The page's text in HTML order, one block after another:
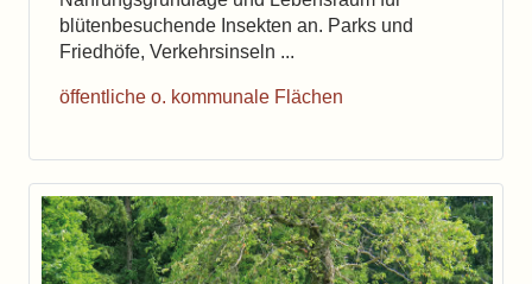
blütenbesuchende Insekten an. Parks und
Friedhöfe, Verkehrsinseln ...
öffentliche o. kommunale Flächen